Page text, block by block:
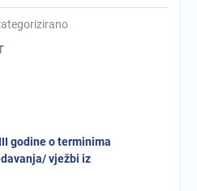
III godine o terminima
vježbi iz